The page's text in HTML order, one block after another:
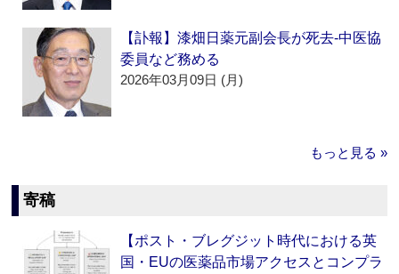
【訃報】漆畑日薬元副会長が死去‐中医協
委員など務める
2026年03月09日 (月)
もっと見る »
寄稿
【ポスト・ブレグジット時代における英
国・EUの医薬品市場アクセスとコンプラ